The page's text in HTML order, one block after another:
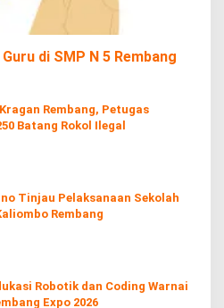
di SMP N 5 Rembang
Rembang, Petugas
Batang Rokol Ilegal
Tinjau Pelaksanaan Sekolah
Rembang
Robotik dan Coding Warnai
Expo 2026